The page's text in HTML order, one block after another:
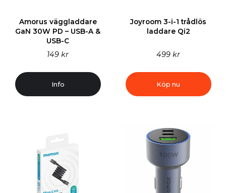
Amorus väggladdare
GaN 30W PD – USB-A &
USB-C
149 kr
Info
Joyroom 3-i-1 trådlös
laddare Qi2
499 kr
Köp nu